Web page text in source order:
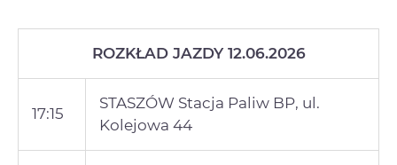
ROZKŁAD JAZDY 12.06.2026
17:15
STASZÓW Stacja Paliw BP, ul.
Kolejowa 44